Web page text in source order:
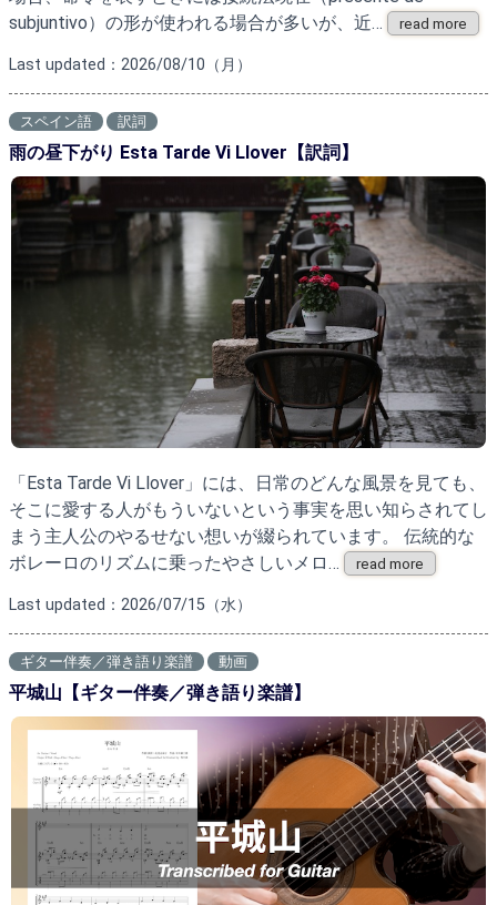
subjuntivo）の形が使われる場合が多いが、近…
read more
Last updated：2026/08/10（月）
スペイン語 訳詞
雨の昼下がり Esta Tarde Vi Llover【訳詞】
「Esta Tarde Vi Llover」には、日常のどんな風景を見ても、
そこに愛する人がもういないという事実を思い知らされてし
まう主人公のやるせない想いが綴られています。 伝統的な
ボレーロのリズムに乗ったやさしいメロ…
read more
Last updated：2026/07/15（水）
ギター伴奏／弾き語り楽譜 動画
平城山【ギター伴奏／弾き語り楽譜】